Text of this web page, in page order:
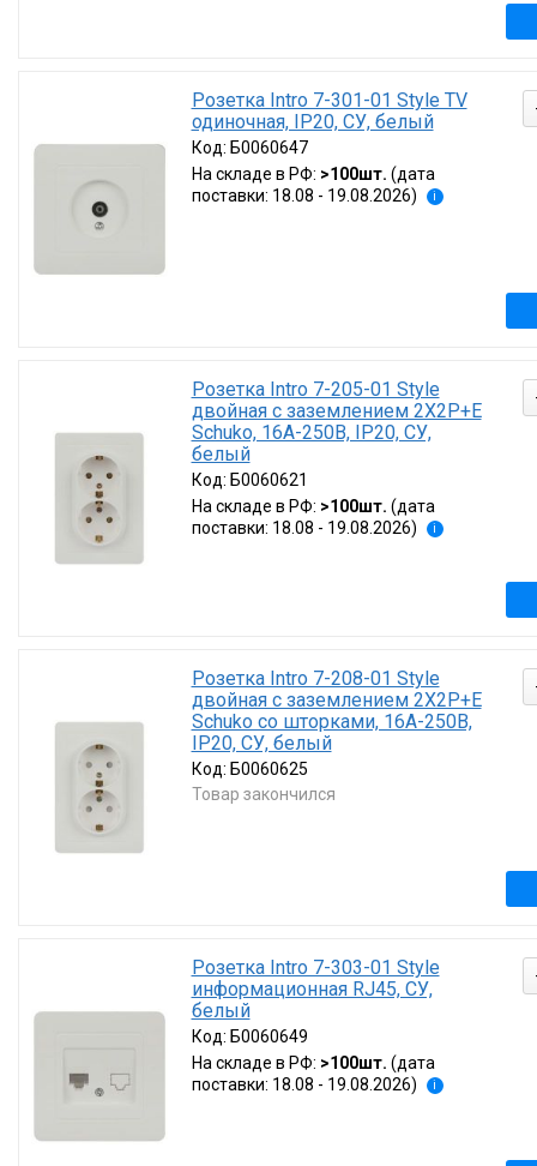
Розетка Intro 7-301-01 Style TV
одиночная, IP20, СУ, белый
Код: Б0060647
На складе в РФ: >100шт. (дата
поставки: 18.08 - 19.08.2026)
i
Розетка Intro 7-205-01 Style
двойная с заземлением 2X2P+E
Schuko, 16А-250В, IP20, СУ,
белый
Код: Б0060621
На складе в РФ: >100шт. (дата
поставки: 18.08 - 19.08.2026)
i
Розетка Intro 7-208-01 Style
двойная с заземлением 2X2P+E
Schuko со шторками, 16А-250В,
IP20, СУ, белый
Код: Б0060625
Товар закончился
Розетка Intro 7-303-01 Style
информационная RJ45, СУ,
белый
Код: Б0060649
На складе в РФ: >100шт. (дата
поставки: 18.08 - 19.08.2026)
i